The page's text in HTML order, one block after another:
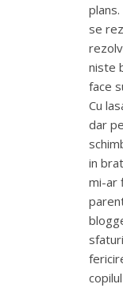
se
niste
face
Cu
dar
in
mi-ar